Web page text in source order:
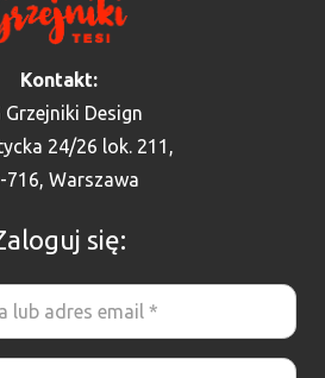
Kontakt:
Grzejniki Design
24/26 lok. 211,
716, Warszawa
się: